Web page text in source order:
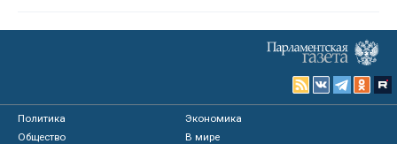
Политика
Экономика
Общество
В мире